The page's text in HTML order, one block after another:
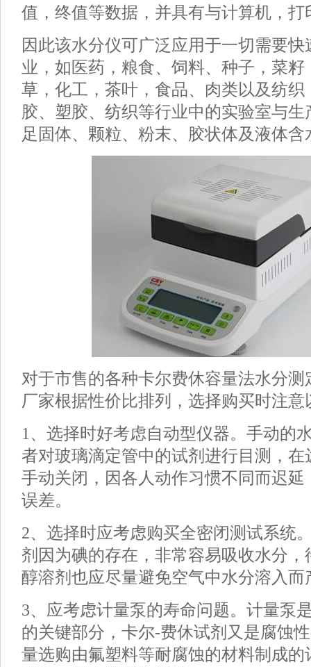
值，终值等数据，并具有与计算机，打
因此该水分仪可广泛应用于一切需要
业，如医药，粮食、饲料、种子，菜籽
草，化工，茶叶，食品、肉类以及纺织
胶、塑胶、纺织等行业中的实验室与
足固体、颗粒、粉末、胶状体及液体
对于市售的各种卡尔费休容量法水分
厂家根据性价比排列，选择购买时注意
1、选择时好考虑自动型仪器。手动的
者对玻璃滴定管中的试剂进行目测，在
手动关闭，因各人动作习惯不同而迟延
误差。
2、选择时应考虑购买全密闭测试系统
剂因为碘的存在，非常容易吸收水分，
醇溶剂也应尽量避免空气中水分溶入而
3、应考虑计量泵的寿命问题。计量泵
的关键部分，卡尔-费休试剂又是腐蚀
量选购由氟塑料等耐腐蚀的材料制成的